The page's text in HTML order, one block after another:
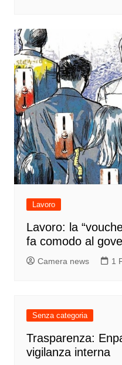
Lavoro
Lavoro: la
fa comodo al
Camera news 1
Senza categoria
Trasparenza:
vigilanza interna